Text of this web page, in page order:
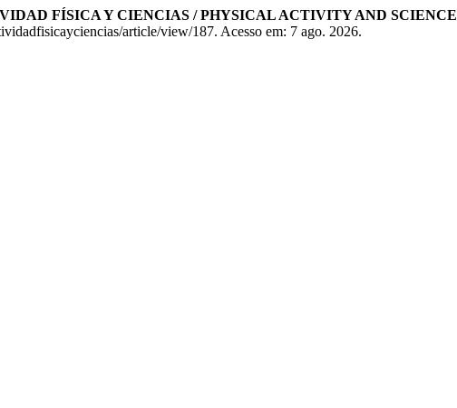
FÍSICA Y CIENCIAS / PHYSICAL ACTIVITY AND SCIENCE
article/view/187. Acesso em: 7 ago. 2026.